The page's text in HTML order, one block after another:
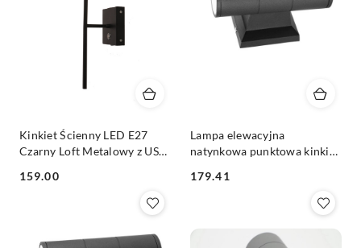
Kinkiet Ścienny LED E27
Czarny Loft Metalowy z USB
Cena:
159.00
Lampa elewacyjna
natynkowa punktowa kinkiet
Kąt świecenia: 45 °
Cena:
179.41